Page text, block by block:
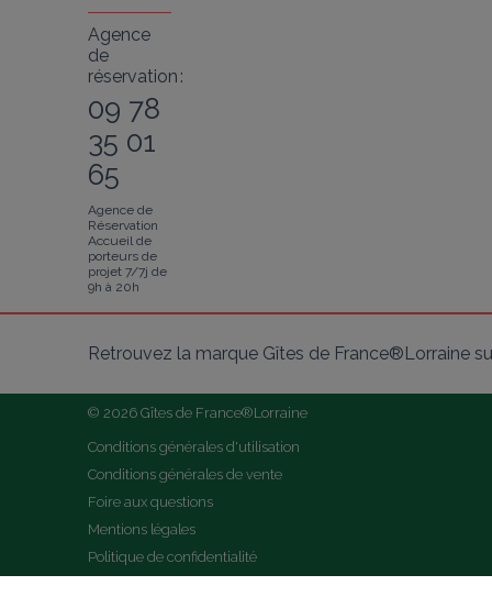
Agence
de
réservation :
09 78
35 01
65
Agence de
Réservation
Accueil de
porteurs de
projet 7/7j de
9h à 20h
Retrouvez la marque Gîtes de France®Lorraine
© 2026 Gîtes de France®Lorraine
Conditions générales d'utilisation
Conditions générales de vente
Foire aux questions
Mentions légales
Politique de confidentialité